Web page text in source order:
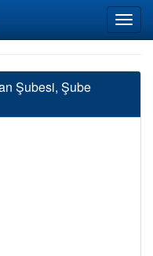
Şubesi, Şube